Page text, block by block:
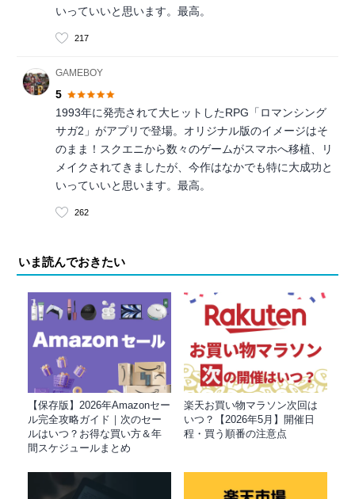
いっていいと思います。最高。
217
GAMEBOY
5
1993年に発売されて大ヒットしたRPG「ロマンシング
サガ2」がアプリで登場。オリジナル版のイメージはそ
のまま！スクエニから数々のゲームがスマホへ移植、リ
メイクされてきましたが、今作はなかでも特に大成功と
いっていいと思います。最高。
262
いま読んでおきたい
【保存版】2026年Amazonセー
ル完全攻略ガイド｜次のセー
ルはいつ？お得な買い方＆年
間スケジュールまとめ
楽天お買い物マラソン次回は
いつ？【2026年5月】開催日
程・買う順番の注意点